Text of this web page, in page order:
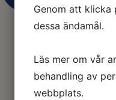
Genom att klicka
dessa ändamål.
Läs mer om vår
behandling av
webbplats.